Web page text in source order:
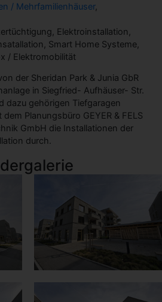
/ Mehrfamilienhäuser,
Elektroinstallation,
Smart Home Systeme,
/ Elektromobilität
der Sheridan Park & Junia GbR
in Siegfried- Aufhäuser- Str.
dazu gehörigen Tiefgaragen
Planungsbüro GEYER & FELS
GmbH die Installationen der
durch.